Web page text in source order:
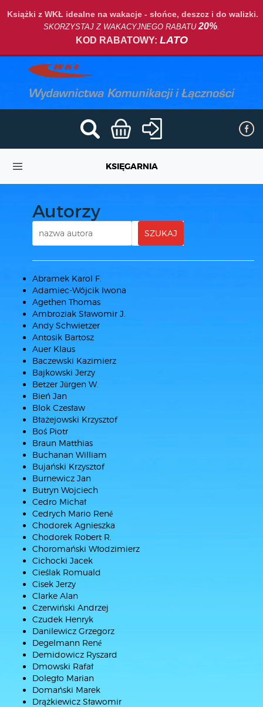
Książki z WKŁ idealne na wakacje - słońce, deszcz i do walizki.
SKORZYSTAJ Z WAKACYJNEGO RABATU20%.
KOD RABATOWY: LATO
KSIĘGARNIA
Autorzy
SZUKAJ
Abramek Karol F.
Adamiec-Wójcik Iwona
Agethen Thomas
Ambroziak Sławomir J.
Andy Schwietzer
Antosik Bartosz
Auer Klaus
Baczewski Kazimierz
Bajkowski Jerzy
Betzer Jürgen W.
Bień Jan
Blok Czesław
Błażejowski Krzysztof
Boś Piotr
Braun Matthias
Buchanan William
Bujański Krzysztof
Burnewicz Jan
Butryn Wojciech
Cedro Michał
Cedrych Mario René
Chodorek Agnieszka
Chodorek Robert R.
Choromański Włodzimierz
Cichocki Jacek
Cieślak Romuald
Cisek Jerzy
Clarke Alan
Czerwiński Andrzej
Czudek Henryk
Danilewicz Grzegorz
Degelmann René
Demidowicz Ryszard
Dmowski Rafał
Doległo Marian
Domański Marek
Drążkiewicz Sławomir